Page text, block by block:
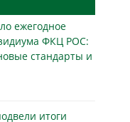
ежегодное
ФКЦ РОС:
стандарты и
итоги